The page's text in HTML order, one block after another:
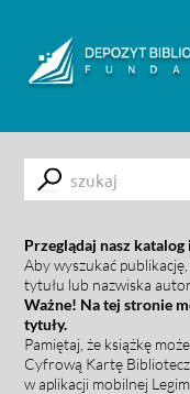
Submit
Przeglądaj nasz
Aby wyszukać
tytułu lub nazwiska
Ważne! Na tej stronie
tytuły.
Pamiętaj, że książkę
Cyfrową Kartę
w aplikacji mobilnej